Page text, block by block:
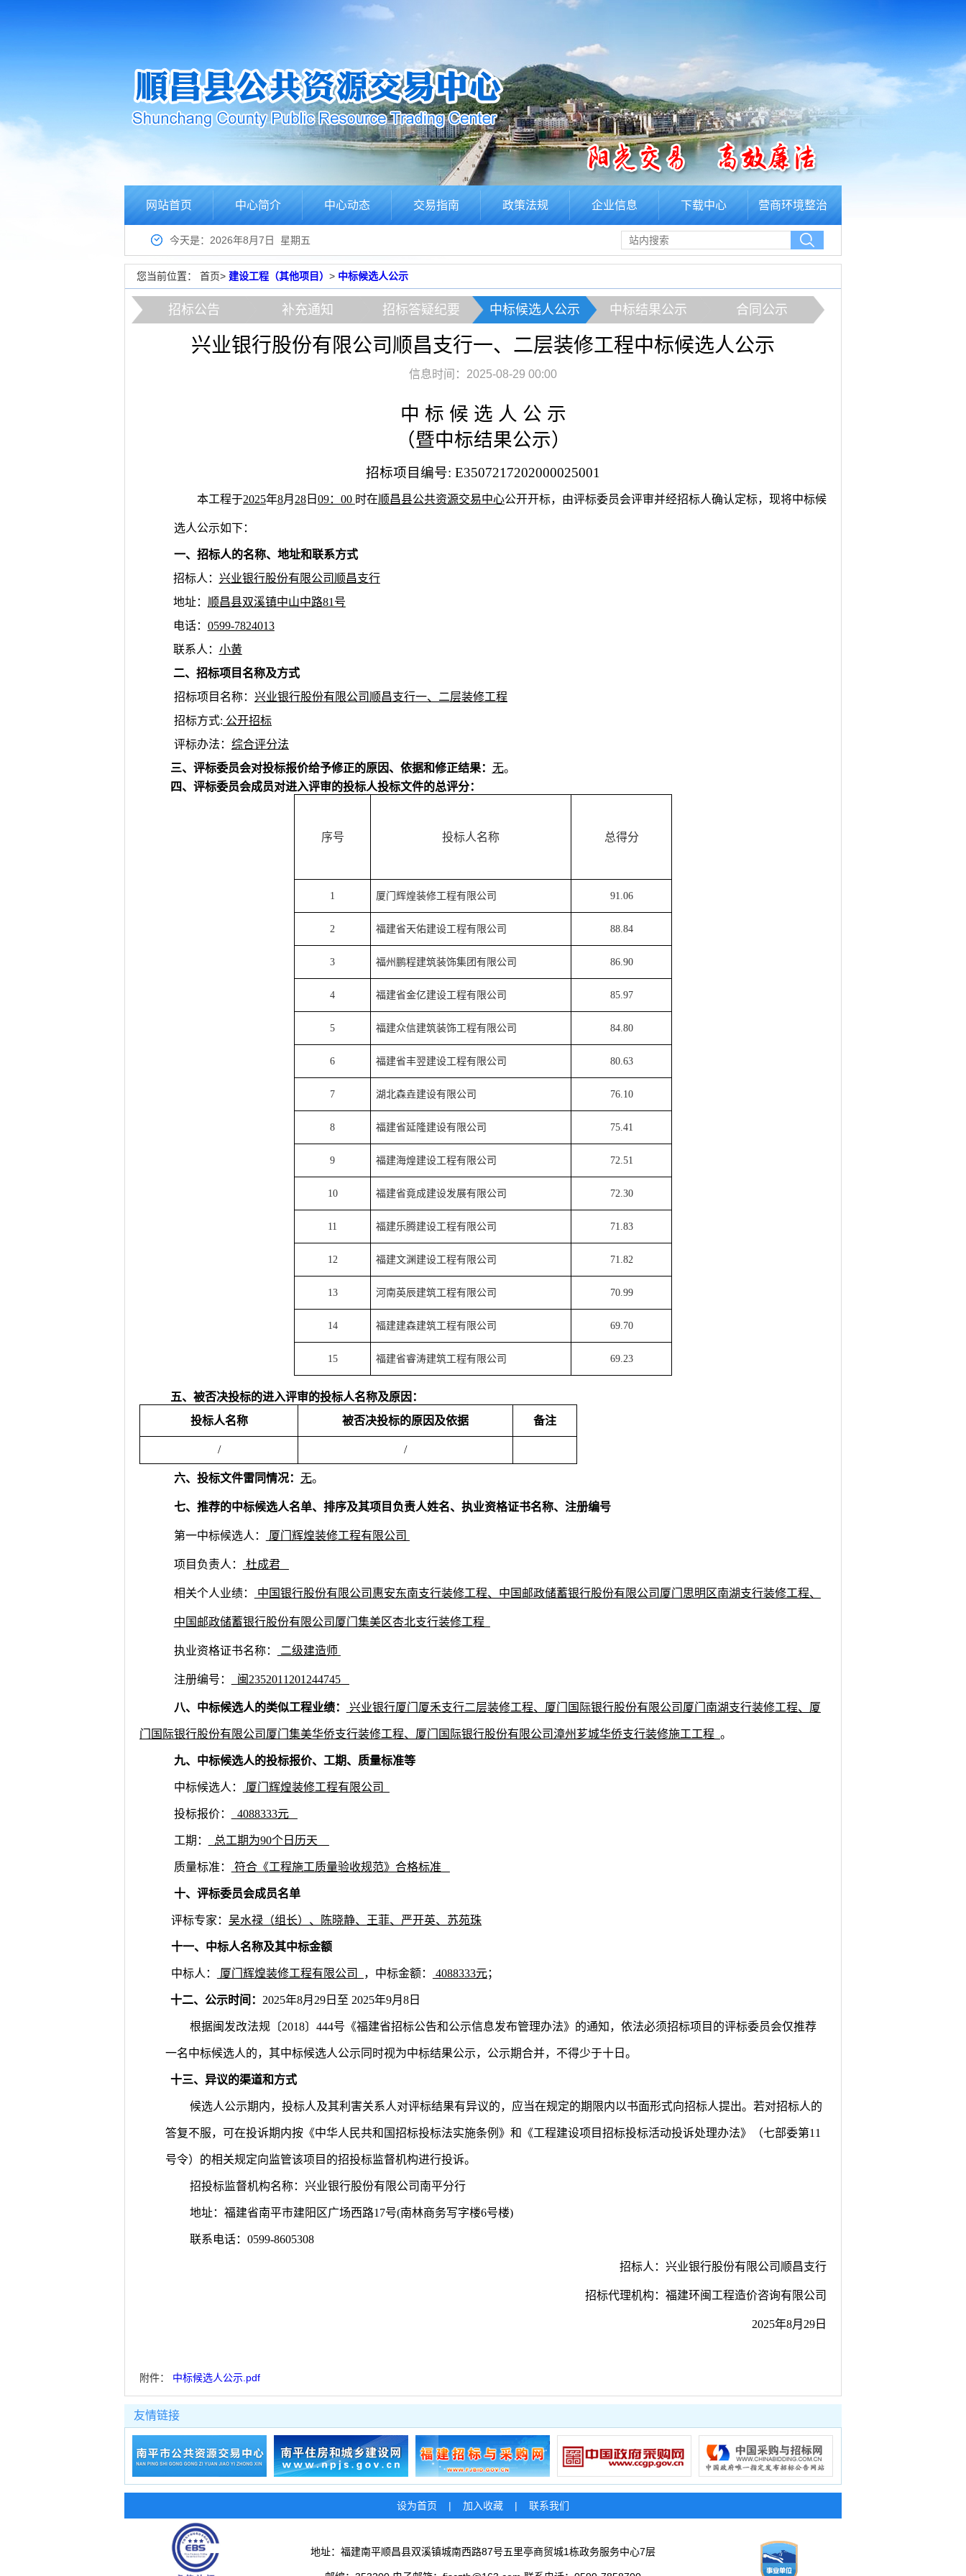
网站首页 中心简介 中心动态 交易指南 政策法规 企业信息 下载中心 营商环境整治
今天是：2026年8月7日 星期五
您当前位置： 首页> 建设工程（其他项目） > 中标候选人公示
招标公告 补充通知 招标答疑纪要 中标候选人公示 中标结果公示 合同公示
兴业银行股份有限公司顺昌支行一、二层装修工程中标候选人公示
信息时间：2025-08-29 00:00
中 标 候 选 人 公 示
（暨中标结果公示）
招标项目编号: E3507217202000025001
本工程于2025年8月 28 日 09： 00 时在顺昌县公共资源交易中心公开开标，由评标委员会评审并经招标人确认定标，现将中标候
选人公示如下：
一、招标人的名称、地址和联系方式
招标人： 兴业银行股份有限公司顺昌支行
地址： 顺昌县双溪镇中山中路81号
电话： 0599-7824013
联系人： 小黄
二、招标项目名称及方式
招标项目名称： 兴业银行股份有限公司顺昌支行一、二层装修工程
招标方式: 公开招标
评标办法： 综合评分法
三、评标委员会对投标报价给予修正的原因、依据和修正结果： 无。
四、评标委员会成员对进入评审的投标人投标文件的总评分：
序号 投标人名称 总得分
1 厦门辉煌装修工程有限公司 91.06
2 福建省天佑建设工程有限公司 88.84
3 福州鹏程建筑装饰集团有限公司 86.90
4 福建省金亿建设工程有限公司 85.97
5 福建众信建筑装饰工程有限公司 84.80
6 福建省丰翌建设工程有限公司 80.63
7 湖北森垚建设有限公司 76.10
8 福建省延隆建设有限公司 75.41
9 福建海煌建设工程有限公司 72.51
10 福建省竟成建设发展有限公司 72.30
11 福建乐腾建设工程有限公司 71.83
12 福建文渊建设工程有限公司 71.82
13 河南英辰建筑工程有限公司 70.99
14 福建建森建筑工程有限公司 69.70
15 福建省睿涛建筑工程有限公司 69.23
五、被否决投标的进入评审的投标人名称及原因：
投标人名称
被否决投标的原因及依据 备注
/ /
六、投标文件雷同情况： 无。
七、推荐的中标候选人名单、排序及其项目负责人姓名、执业资格证书名称、注册编号
第一中标候选人： 厦门辉煌装修工程有限公司
项目负责人： 杜成君
相关个人业绩： 中国银行股份有限公司惠安东南支行装修工程、中国邮政储蓄银行股份有限公司厦门思明区南湖支行装修工程、
中国邮政储蓄银行股份有限公司厦门集美区杏北支行装修工程
执业资格证书名称： 二级建造师
注册编号： 闽 2352011201244745
八、中标候选人的类似工程业绩： 兴业银行厦门厦禾支行二层装修工程、厦门国际银行股份有限公司厦门南湖支行装修工程、厦
门国际银行股份有限公司厦门集美华侨支行装修工程、厦门国际银行股份有限公司漳州芗城华侨支行装修施工工程 。
九、中标候选人的投标报价、工期、质量标准等
中标候选人： 厦门辉煌装修工程有限公司
投标报价： 4088333元
工期： 总工期为90个日历天
质量标准 ： 符合《工程施工质量验收规范》合格标准
十、评标委员会成员名单
评标专家： 吴水禄（组长）、陈晓静、王菲、严开英、苏苑珠
十一、中标人名称及其中标金额
中标人： 厦门辉煌装修工程有限公司 ，中标金额： 4088333元；
十二、公示时间： 2025年8月29日至 2025年9月8日
根据闽发改法规〔2018〕444号《福建省招标公告和公示信息发布管理办法》的通知，依法必须招标项目的评标委员会仅推荐
一名中标候选人的，其中标候选人公示同时视为中标结果公示，公示期合并，不得少于十日。
十三、异议的渠道和方式
候选人公示期内，投标人及其利害关系人对评标结果有异议的，应当在规定的期限内以书面形式向招标人提出。若对招标人的
答复不服，可在投诉期内按《中华人民共和国招标投标法实施条例》和《工程建设项目招标投标活动投诉处理办法》（七部委第11
号令）的相关规定向监管该项目的招投标监督机构进行投诉。
招投标监督机构名称：兴业银行股份有限公司南平分行
地址：福建省南平市建阳区广场西路17号(南林商务写字楼6号楼)
联系电话：0599-8605308
招标人：兴业银行股份有限公司顺昌支行
招标代理机构：福建环闽工程造价咨询有限公司
2025年8月29日
附件： 中标候选人公示.pdf
友情链接
设为首页 | 加入收藏 | 联系我们
地址：福建南平顺昌县双溪镇城南西路87号五里亭商贸城1栋政务服务中心7层